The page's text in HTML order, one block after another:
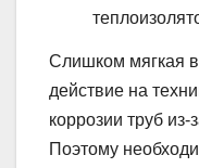
Слишком мягкая
действие на
коррозии труб из-
Поэтому